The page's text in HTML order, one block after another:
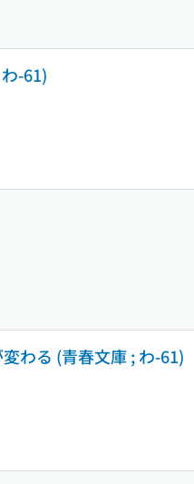
-61)
わる (青春文庫 ; わ-61)